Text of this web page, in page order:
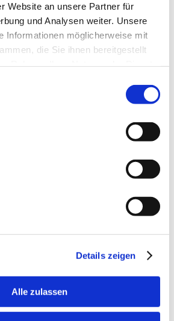
Website an unsere Partner für
und Analysen weiter. Unsere
Informationen möglicherweise mit
die Sie ihnen bereitgestellt
Details zeigen
Alle zulassen
System: Glastablare stufenlos
robuste Scharniertechnik für